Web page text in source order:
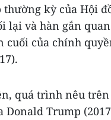
thường kỳ của Hội
lại và hàn gắn
cuối của chính
quá trình nêu
Donald Trump